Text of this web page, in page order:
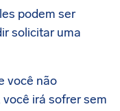
podem ser
solicitar uma
você não
irá sofrer sem